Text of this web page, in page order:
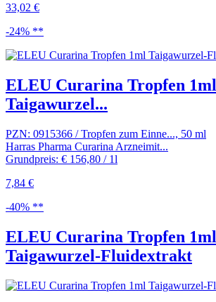
33,02 €
-24% **
ELEU Curarina Tropfen 1ml
Taigawurzel...
PZN: 0915366 / Tropfen zum Einne..., 50 ml
Harras Pharma Curarina Arzneimit...
Grundpreis: € 156,80 / 1l
7,84 €
-40% **
ELEU Curarina Tropfen 1ml
Taigawurzel-Fluidextrakt